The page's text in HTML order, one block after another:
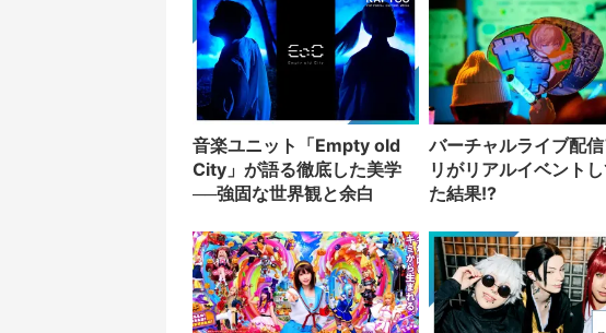
音楽ユニット「Empty old
City」が語る徹底した美学
──強固な世界観と余白
バーチャルライブ配
リがリアルイベント
た結果!?